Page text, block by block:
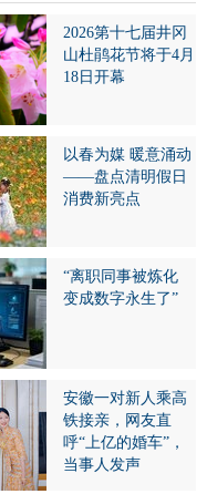
2026第十七届井冈
山杜鹃花节将于4月
18日开幕
以春为媒 暖意涌动
——盘点清明假日
消费新亮点
“离职同事被炼化
变成数字永生了”
安徽一对新人乘高
铁接亲，网友直
呼“上亿的婚车”，
当事人发声